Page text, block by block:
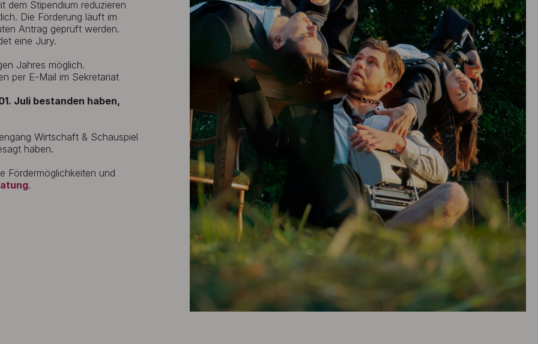
dem Stipendium reduzieren
Die Förderung läuft im
Antrag geprüft werden.
eine Jury.
Jahres möglich.
per E-Mail im Sekretariat
Juli bestanden haben,
Wirtschaft & Schauspiel
haben.
Fördermöglichkeiten und
.